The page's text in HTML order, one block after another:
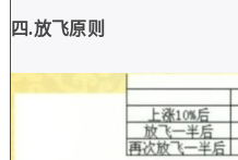
四.放飞原则